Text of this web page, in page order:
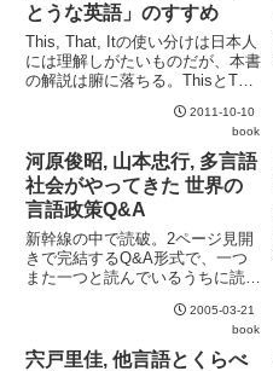
とうな英語」のすすめ
This, That, Itの使い分けは日本人
には理解しがたいものだが、本書
の解説は腑に落ちる。ThisとThat
た、形容詞と分詞の違いはThisや
Thatの違い以上に無自覚だった部
分だが、感情表現と...
2011-10-10
book
河原俊昭, 山本忠行, 多言語
社会がやってきた 世界の
言語政策Q&A
新幹線の中で読破。2ページ見開
きで完結するQ&A形式で、一つ
また一つと読んでいるうちに読み
係の深さやドロドロした部分を改
めて認識させられる一冊。お勧
め。
2005-03-21
book
宍戸里佳, 他言語とくらべ